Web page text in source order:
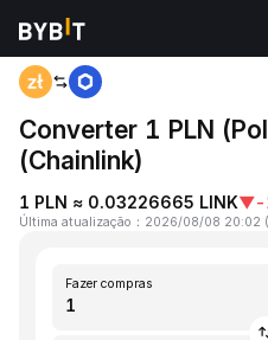
Página inicial
Converter 1 PLN
(Chainlink)
1 PLN ≈ 0.03226665 LINK▼-
Última atualização ： 2026/08/08 20:02 (
Fazer compras